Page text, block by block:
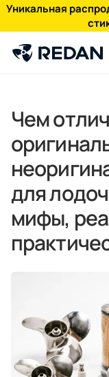
Уникальная
Чем
для
мифы,